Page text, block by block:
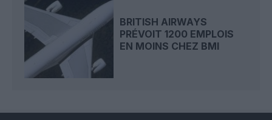
BRITISH AIRWAYS
PRÉVOIT 1200 EMPLOIS
EN MOINS CHEZ BMI